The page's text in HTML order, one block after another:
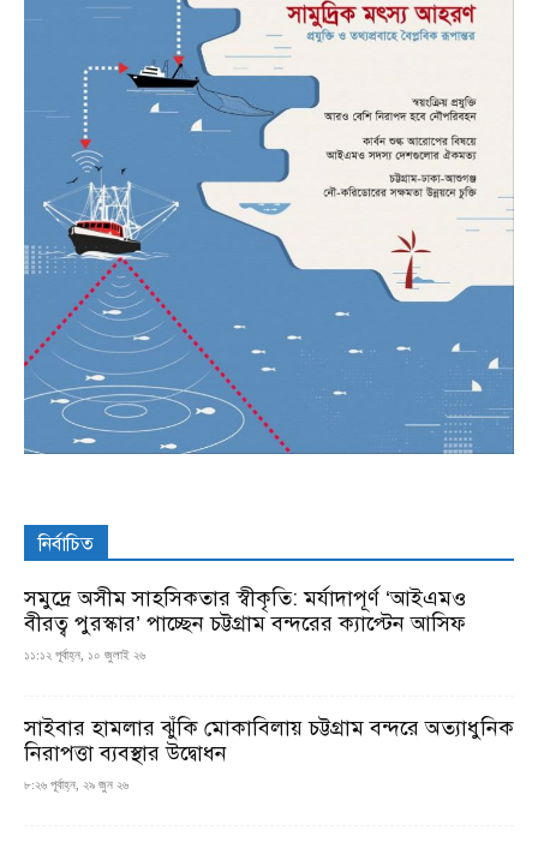
নির্বাচিত
সমুদ্রে অসীম সাহসিকতার স্বীকৃতি: মর্যাদাপূর্ণ ‘আইএমও
বীরত্ব পুরস্কার’ পাচ্ছেন চট্টগ্রাম বন্দরের ক্যাপ্টেন আসিফ
১১:১২ পূর্বাহ্ন, ১০ জুলাই ২৬
সাইবার হামলার ঝুঁকি মোকাবিলায় চট্টগ্রাম বন্দরে অত্যাধুনিক
নিরাপত্তা ব্যবস্থার উদ্বোধন
৮:২৬ পূর্বাহ্ন, ২৯ জুন ২৬